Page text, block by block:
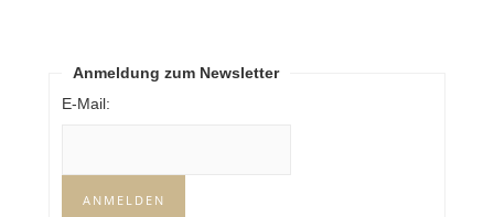
Anmeldung zum Newsletter
E-Mail: